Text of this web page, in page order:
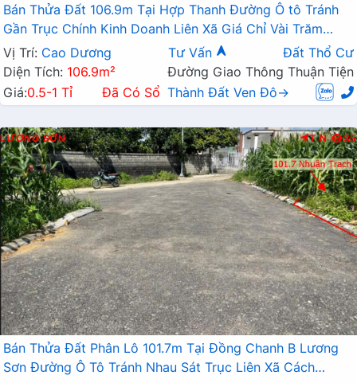
Bán Thửa Đất 106.9m Tại Hợp Thanh Đường Ô tô Tránh
Gần Trục Chính Kinh Doanh Liên Xã Giá Chỉ Vài Trăm
Triệu
Vị Trí: Cao Dương Tư Vấn
Đất Thổ Cư
Diện Tích: 106.9m²
Đường Giao Thông Thuận Tiện
Giá:0.5-1 Tỉ Đã Có Sổ Thành Đất Ven Đô→
LƯƠNG SƠN T.N 35
Bán Thửa Đất Phân Lô 101.7m Tại Đồng Chanh B Lương
Sơn Đường Ô Tô Tránh Nhau Sát Trục Liên Xã Cách